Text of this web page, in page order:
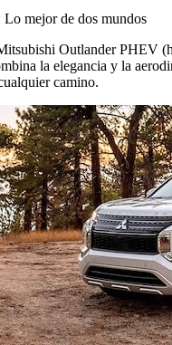
mejor de dos mundos
Outlander PHEV
la elegancia y la
camino.